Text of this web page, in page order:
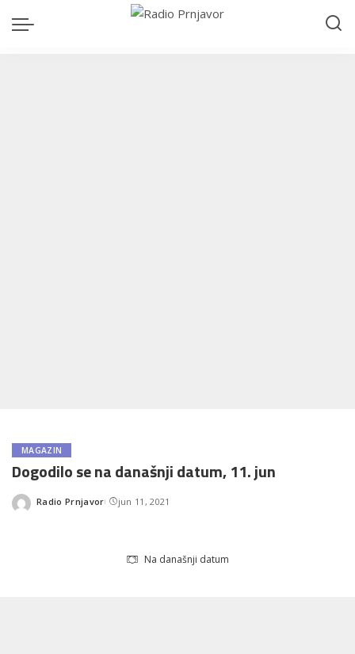
MAGAZIN
Dogodilo se na današnji datum, 11. jun
Posted
Radio Prnjavor jun 11, 2021
Na današnji datum